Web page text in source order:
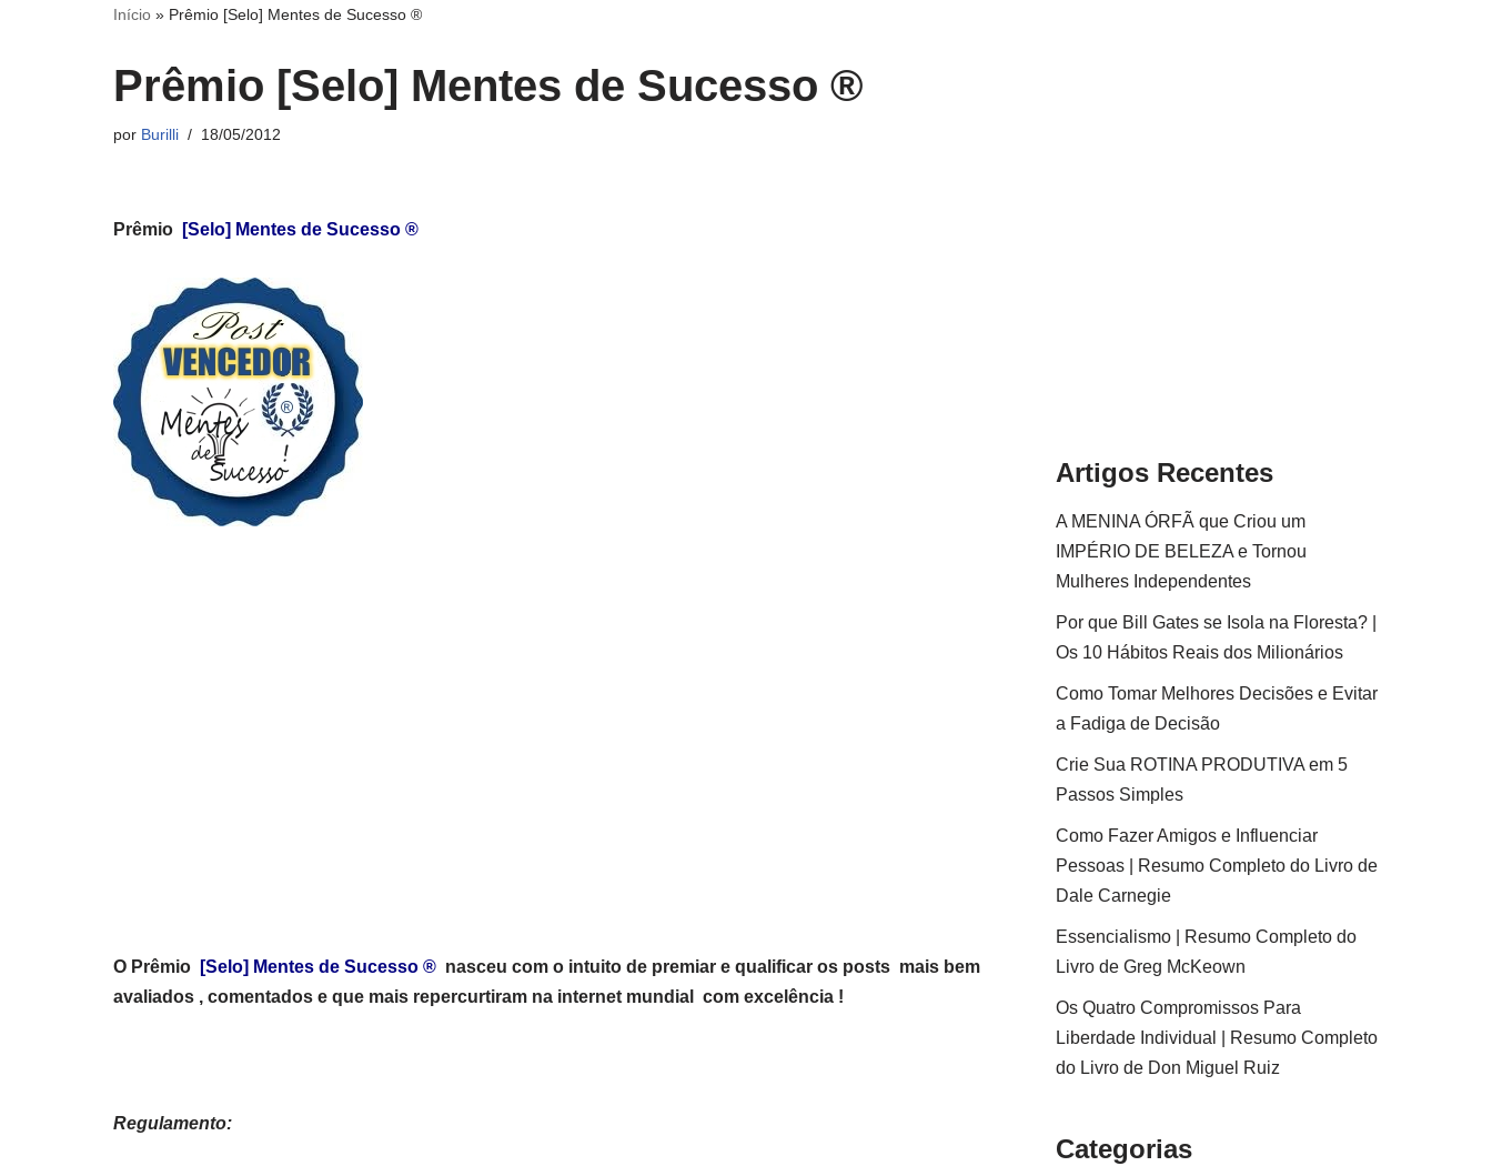
Início » Prêmio [Selo] Mentes de Sucesso ®
Prêmio [Selo] Mentes de Sucesso ®
por Burilli 18/05/2012
Prêmio [Selo] Mentes de Sucesso ®
O Prêmio [Selo] Mentes de Sucesso ® nasceu com o intuito de premiar e qualificar os posts mais bem
avaliados , comentados e que mais repercurtiram na internet mundial com excelência !
Regulamento:
Artigos Recentes
A MENINA ÓRFÃ que Criou um
IMPÉRIO DE BELEZA e Tornou
Mulheres Independentes
Por que Bill Gates se Isola na Floresta? |
Os 10 Hábitos Reais dos Milionários
Como Tomar Melhores Decisões e Evitar
a Fadiga de Decisão
Crie Sua ROTINA PRODUTIVA em 5
Passos Simples
Como Fazer Amigos e Influenciar
Pessoas | Resumo Completo do Livro de
Dale Carnegie
Essencialismo | Resumo Completo do
Livro de Greg McKeown
Os Quatro Compromissos Para
Liberdade Individual | Resumo Completo
do Livro de Don Miguel Ruiz
Categorias